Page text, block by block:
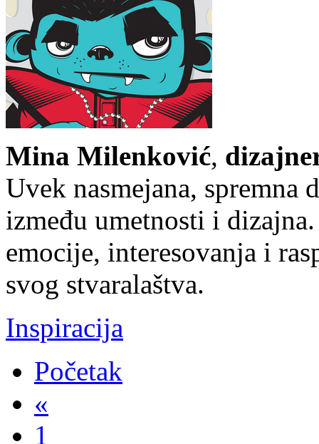
Mina Milenković,
Uvek nasmejana, spremna
između umetnosti i
emocije, interesovanja i
svog stvaralaštva.
Inspiracija
Početak
«
1